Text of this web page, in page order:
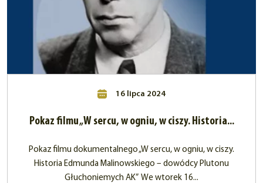
16 lipca 2024
Pokaz filmu „W sercu, w ogniu, w ciszy. Historia...
Pokaz filmu dokumentalnego „W sercu, w ogniu, w ciszy.
Historia Edmunda Malinowskiego – dowódcy Plutonu
Głuchoniemych AK” We wtorek 16...